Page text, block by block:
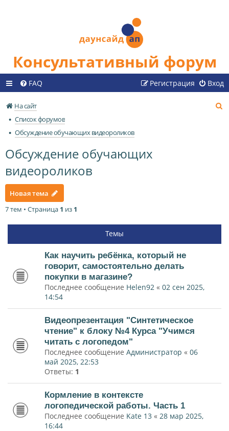
Консультативный форум
FAQ Вход
Регистрация
На сайт
Список форумов
Обсуждение обучающих видеороликов
Обсуждение обучающих
видеороликов
Новая тема
7 тем • Страница 1 из 1
Темы
Как научить ребёнка, который не
говорит, самостоятельно делать
покупки в магазине?
Последнее сообщение Helen92 « 02 сен 2025,
14:54
Видеопрезентация "Синтетическое
чтение" к блоку №4 Курса "Учимся
читать с логопедом"
Последнее сообщение Администратор « 06
май 2025, 22:53
Ответы: 1
Кормление в контексте
логопедической работы. Часть 1
Последнее сообщение Kate 13 « 28 мар 2025,
16:44